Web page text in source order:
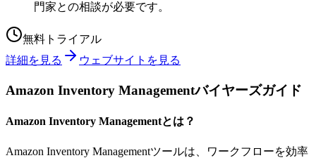
門家との相談が必要です。
無料トライアル
詳細を見る
ウェブサイトを見る
Amazon Inventory Managementバイヤーズガイド
Amazon Inventory Managementとは？
Amazon Inventory Managementツールは、ワークフローを効率